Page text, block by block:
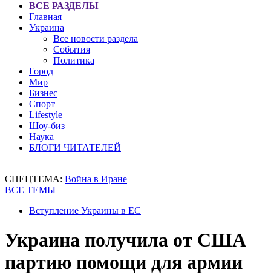
ВСЕ РАЗДЕЛЫ
Главная
Украина
Все новости раздела
События
Политика
Город
Мир
Бизнес
Спорт
Lifestyle
Шоу-биз
Наука
БЛОГИ ЧИТАТЕЛЕЙ
СПЕЦТЕМА: Война в Иране
ВСЕ ТЕМЫ
Вступление Украины в ЕС
Украина получила от США
партию помощи для армии